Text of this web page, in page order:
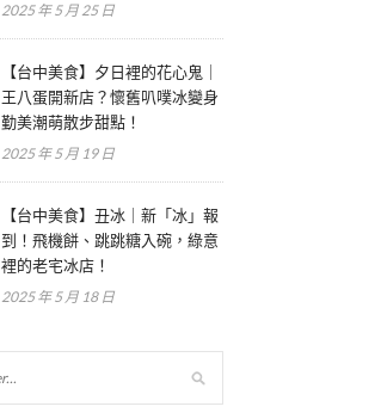
2025 年 5 月 25 日
【台中美食】夕日裡的花心鬼｜
王八蛋開新店？懷舊叭噗冰變身
勤美潮萌散步甜點！
2025 年 5 月 19 日
【台中美食】丑冰｜新「冰」報
到！飛機餅、跳跳糖入碗，綠意
裡的老宅冰店！
2025 年 5 月 18 日